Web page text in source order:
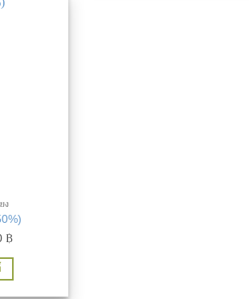
ง
฿Current
price